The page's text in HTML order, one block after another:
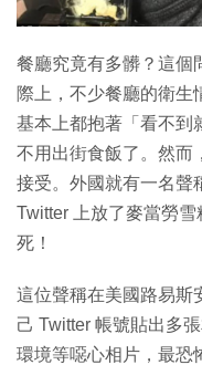
餐廳究竟有多髒？這個
際上，不少餐廳的衛生
基本上都抱著「看不到
不用出街食飯了。然而
接受。外國就有一名聲
Twitter 上放了麥當勞
死！
這位聲稱在美國路易斯
己 Twitter 帳號貼出多
環境等噁心相片，最恐